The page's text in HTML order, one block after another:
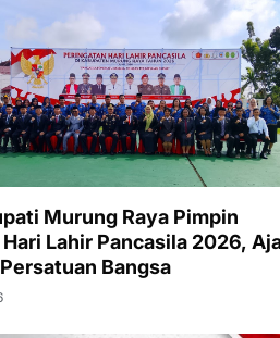
Murung Raya Pimpin
Hari Lahir Pancasila 2026,
Bangsa